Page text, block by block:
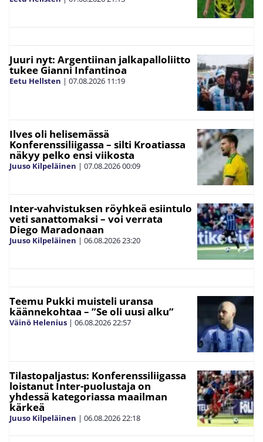
Juuri nyt: Argentiinan jalkapalloliitto
tukee Gianni Infantinoa
Eetu Hellsten | 07.08.2026 11:19
Ilves oli helisemässä
Konferenssiliigassa – silti Kroatiassa
näkyy pelko ensi viikosta
Juuso Kilpeläinen | 07.08.202600:09
Inter-vahvistuksen röyhkeä esiintulo
veti sanattomaksi – voi verrata
Diego Maradonaan
Juuso Kilpeläinen | 06.08.202623:20
Teemu Pukki muisteli uransa
käännekohtaa – ”Se oli uusi alku”
Väinö Helenius | 06.08.202622:57
Tilastopaljastus: Konferenssiliigassa
loistanut Inter-puolustaja on
yhdessä kategoriassa maailman
kärkeä
Juuso Kilpeläinen | 06.08.202622:18